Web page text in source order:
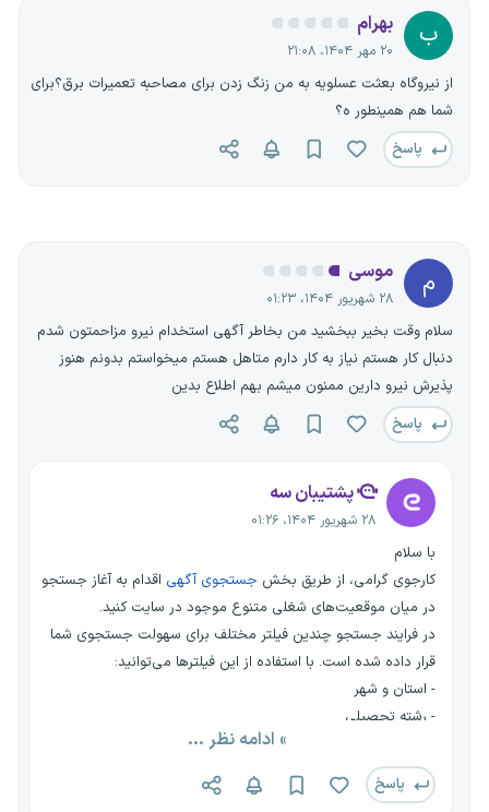
ب بهرام
۲۰ مهر ۱۴۰۴، ۲۱:۰۸
از نیروگاه بعثت عسلویه به من زنگ زدن برای مصاحبه تعمیرات برق؟برای
شما هم همینطور ه؟
پاسخ
م موسی
۲۸ شهریور ۱۴۰۴، ۰۱:۲۳
سلام وقت بخیر ببخشید من بخاطر آگهی استخدام نیرو مزاحمتون شدم
دنبال کار هستم نیاز به کار دارم متاهل هستم میخواستم بدونم هنوز
پذیرش نیرو دارین ممنون میشم بهم اطلاع بدین
پاسخ
پشتیبان سه
۲۸ شهریور ۱۴۰۴، ۰۱:۲۶
با سلام
کارجوی گرامی، از طریق بخش جستجوی آگهی اقدام به آغاز جستجو
در میان موقعیت‌های شغلی متنوع موجود در سایت کنید.
در فرایند جستجو چندین فیلتر مختلف برای سهولت جستجوی شما
قرار داده شده است. با استفاده از این فیلترها می‌توانید:
- استان و شهر
- رشته تحصیلی
- نوع قرارداد
و... را به راحتی انتخاب کرده و برای موقعیت شغلی خود رزومه ارسال
» ادامه نظر ...
پاسخ